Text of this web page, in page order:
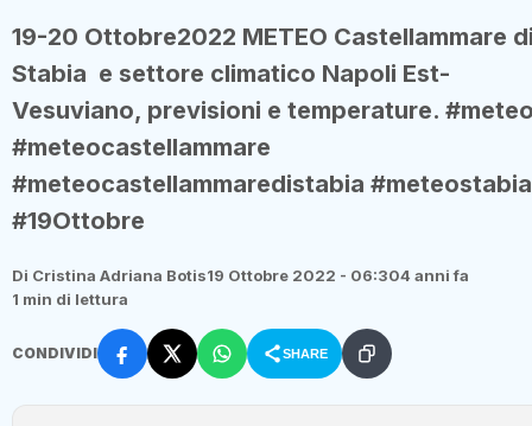
19-20 Ottobre2022 METEO Castellammare
Stabia e settore climatico Napoli Est-
Vesuviano, previsioni e temperature.
#meteocastellammare
#meteocastellammaredistabia #meteostabia
#19Ottobre
Di Cristina Adriana Botis19 Ottobre 2022 - 06:304 anni fa
1 min di lettura
CONDIVIDI SHARE